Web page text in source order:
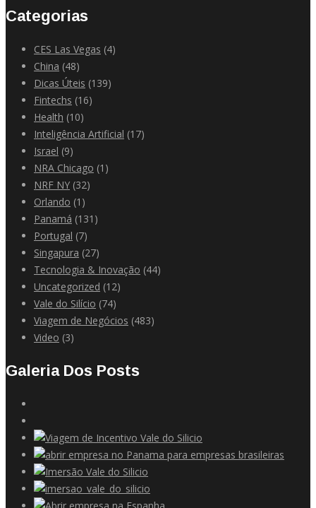
Categorias
CES Las Vegas (4)
China (48)
Dicas Úteis (139)
Fintechs (16)
Health (10)
Inteligência Artificial (17)
Israel (9)
NRA Chicago (1)
NRF NY (32)
Orlando (1)
Panamá (131)
Portugal (7)
Singapura (27)
Tecnologia & Inovação (44)
Uncategorized (12)
Vale do Silício (74)
Viagem de Negócios (483)
Video (3)
Galeria Dos Posts